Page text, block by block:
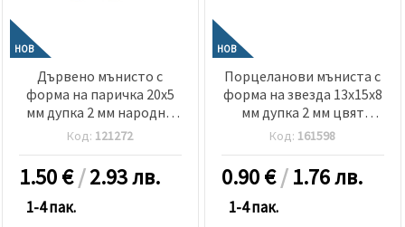
НОВ
Дървено мънисто с
форма на паричка 20x5
мм дупка 2 мм народни
танцьори МИКС -10 броя
Код: 121272
1.50€/2.93 лв.
1-4 пак.
НОВ
Порцеланови мъниста с
форма на звезда 13x15x8
мм дупка 2 мм цвят
маслено зелен меланж -2
броя
Код: 161598
0.90€/1.76 лв.
1-4 пак.